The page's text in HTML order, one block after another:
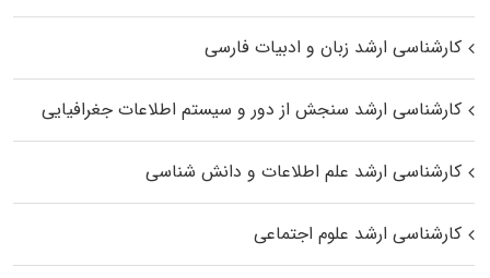
کارشناسی ارشد زبان و ادبیات فارسی
کارشناسی ارشد سنجش از دور و سیستم اطلاعات جغرافیایی
کارشناسی ارشد علم اطلاعات و دانش شناسی
کارشناسی ارشد علوم اجتماعی